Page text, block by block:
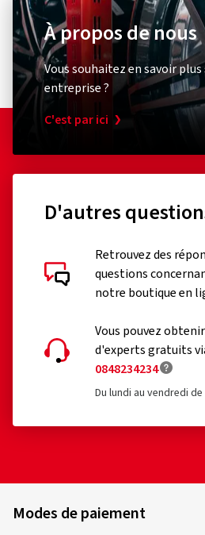
À propos de nous
Vous souhaitez en savoir
entreprise ?
C'est par ici
D'autres
Retrouvez des
questions
notre boutique en
Vous pouvez
d'experts gratuits
0848234234
Du lundi au vendredi de
Modes de paiement